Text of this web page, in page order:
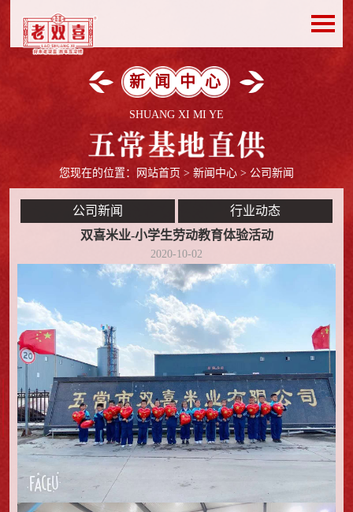
新闻中心
SHUANG XI MI YE
您现在的位置： 网站首页 > 新闻中心 > 公司新闻
公司新闻
行业动态
双喜米业-小学生劳动教育体验活动
2020-10-02